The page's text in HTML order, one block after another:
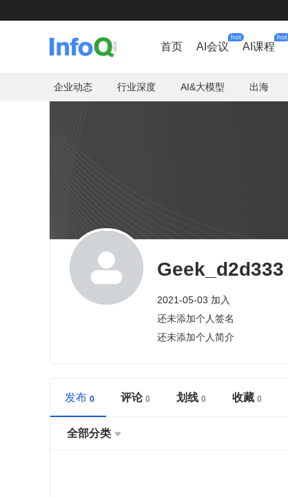
首页 AI会议
hot
AI课程
hot
企业动态 行业深度 AI&大模型 出海
Geek_d2d333
2021-05-03 加入
还未添加个人签名
还未添加个人简介
发布 评论 划线 收藏
全部分类 